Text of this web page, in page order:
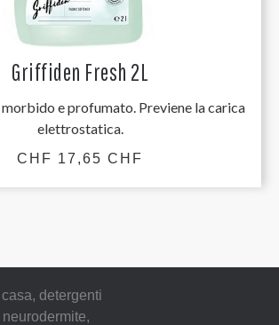
Griffiden Fresh 2L
e profumato. Previene la carica
elettrostatica.
CHF 17,65 CHF
detergenti